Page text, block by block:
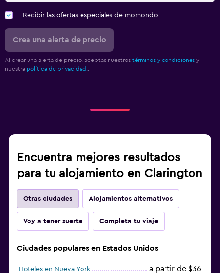
Recibir las ofertas especiales de momondo
Crea una alerta de precio
Al crear una alerta de precio, aceptas nuestros términos y condiciones y
nuestra política de privacidad.
Encuentra mejores resultados
para tu alojamiento en Clarington
Otras ciudades Alojamientos alternativos
Voy a tener suerte Completa tu viaje
Ciudades populares en Estados Unidos
Hoteles en Nueva York a partir de $36